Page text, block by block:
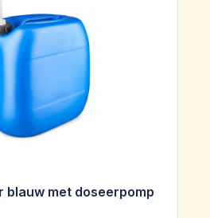
blauw met doseerpomp